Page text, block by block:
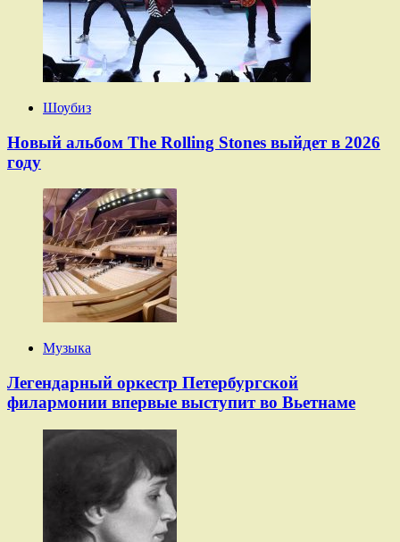
Шоубиз
Новый альбом The Rolling Stones выйдет в 2026
году
Музыка
Легендарный оркестр Петербургской
филармонии впервые выступит во Вьетнаме